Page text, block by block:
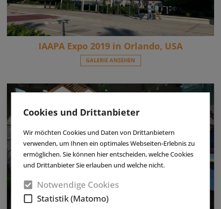
Cookies und Drittanbieter
Wir möchten Cookies und Daten von Drittanbietern
verwenden, um Ihnen ein optimales Webseiten-Erlebnis zu
ermöglichen. Sie können hier entscheiden, welche Cookies
und Drittanbieter Sie erlauben und welche nicht.
Notwendige Cookies
Statistik (Matomo)
IAAPA Expo 2019 in Orlando, USA
GALERIE ANSEHEN